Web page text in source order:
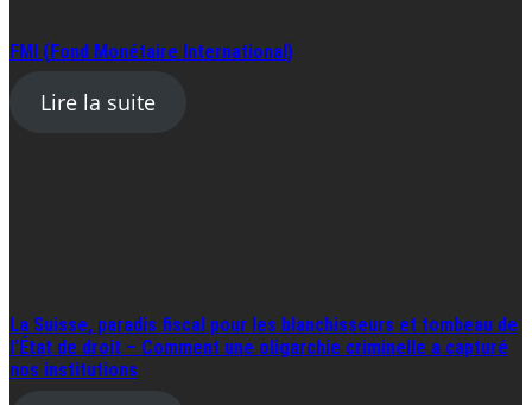
FMI (Fond Monétaire International)
Lire la suite
La Suisse, paradis fiscal pour les blanchisseurs et tombeau de
l’État de droit – Comment une oligarchie criminelle a capturé
nos institutions